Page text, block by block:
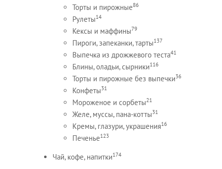
Торты и пирожные86
Рулеты14
Кексы и маффины79
Пироги, запеканки, тарты137
Выпечка из дрожжевого теста41
Блины, оладьи, сырники116
Торты и пирожные без выпечки36
Конфеты31
Мороженое и сорбеты21
Желе, муссы, пана-котты31
Кремы, глазури, украшения16
Печенье123
Чай, кофе, напитки174